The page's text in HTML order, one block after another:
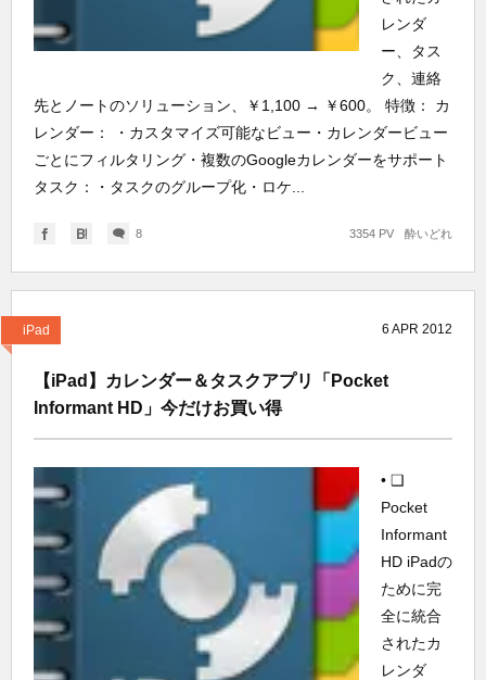
レンダ
ー、タス
ク、連絡
先とノートのソリューション、￥1,100 → ￥600。 特徴： カ
レンダー： ・カスタマイズ可能なビュー・カレンダービュー
ごとにフィルタリング・複数のGoogleカレンダーをサポート
タスク：・タスクのグループ化・ロケ...
8 酔いどれ
3354 PV
iPad 6 APR 2012
【iPad】カレンダー＆タスクアプリ「Pocket
Informant HD」今だけお買い得
• ❑
Pocket
Informant
HD iPadの
ために完
全に統合
されたカ
レンダ